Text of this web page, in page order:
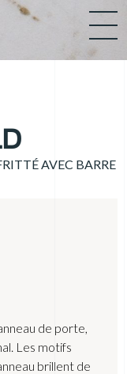
AVEC BARRE
de porte,
Les motifs
brillent de